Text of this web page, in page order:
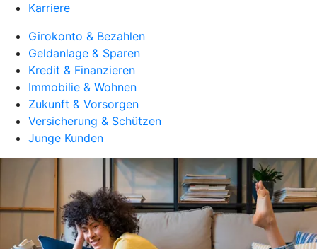
Karriere
Girokonto & Bezahlen
Geldanlage & Sparen
Kredit & Finanzieren
Immobilie & Wohnen
Zukunft & Vorsorgen
Versicherung & Schützen
Junge Kunden